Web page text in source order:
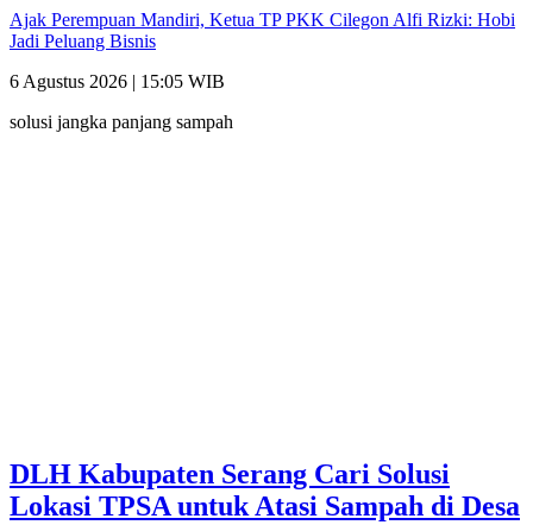
Ajak Perempuan Mandiri, Ketua TP PKK Cilegon Alfi Rizki: Hobi
Jadi Peluang Bisnis
6 Agustus 2026 | 15:05 WIB
solusi jangka panjang sampah
DLH Kabupaten Serang Cari Solusi
Lokasi TPSA untuk Atasi Sampah di Desa